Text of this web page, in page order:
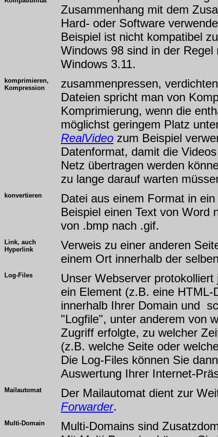
Zusammenhang mit dem
Hard- oder Software
Beispiel ist nicht kompatibel
Windows 98 sind in der
Windows 3.11.
komprimieren,
Kompression
zusammenpressen,
Dateien spricht man von
Komprimierung, wenn die
möglichst geringem Platz
RealVideo zum Beispiel
Datenformat, damit die
Netz übertragen werden
zu lange darauf warten
konvertieren
Datei aus einem Format in
Beispiel einen Text von Word
von .bmp nach .gif.
Link, auch
Hyperlink
Verweis zu einer anderen
einem Ort innerhalb der
Log-Files
Unser Webserver
ein Element (z.B. eine HTML-
innerhalb Ihrer Domain und
"Logfile", unter anderem von
Zugriff erfolgte, zu welcher
(z.B. welche Seite oder
Die Log-Files können Sie
Auswertung Ihrer Internet-
Mailautomat
Der Mailautomat dient zur
Forwarder.
Multi-Domain
Multi-Domains sind